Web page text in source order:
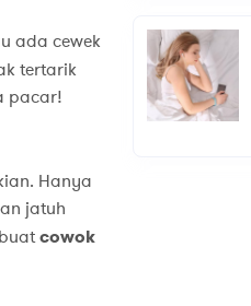
ada cewek
tertarik
pacar!
Hanya
jatuh
cowok